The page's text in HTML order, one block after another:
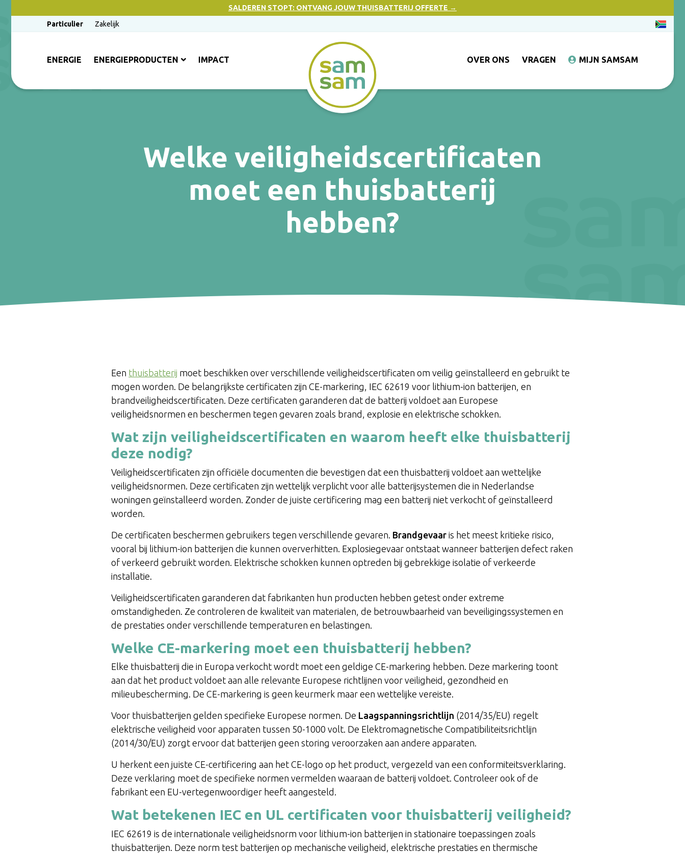
SALDEREN STOPT: ONTVANG JOUW THUISBATTERIJ OFFERTE →
Particulier
Zakelijk
ENERGIE ENERGIEPRODUCTEN IMPACT OVER ONS VRAGEN MIJN SAMSAM
Welke veiligheidscertificaten
moet een thuisbatterij
hebben?
Een thuisbatterij moet beschikken over verschillende veiligheidscertificaten om veilig geïnstalleerd en gebruikt te
mogen worden. De belangrijkste certificaten zijn CE-markering, IEC 62619 voor lithium-ion batterijen, en
brandveiligheidscertificaten. Deze certificaten garanderen dat de batterij voldoet aan Europese
veiligheidsnormen en beschermen tegen gevaren zoals brand, explosie en elektrische schokken.
Wat zijn veiligheidscertificaten en waarom heeft elke thuisbatterij
deze nodig?
Veiligheidscertificaten zijn officiële documenten die bevestigen dat een thuisbatterij voldoet aan wettelijke
veiligheidsnormen. Deze certificaten zijn wettelijk verplicht voor alle batterijsystemen die in Nederlandse
woningen geïnstalleerd worden. Zonder de juiste certificering mag een batterij niet verkocht of geïnstalleerd
worden.
De certificaten beschermen gebruikers tegen verschillende gevaren. Brandgevaar is het meest kritieke risico,
vooral bij lithium-ion batterijen die kunnen oververhitten. Explosiegevaar ontstaat wanneer batterijen defect raken
of verkeerd gebruikt worden. Elektrische schokken kunnen optreden bij gebrekkige isolatie of verkeerde
installatie.
Veiligheidscertificaten garanderen dat fabrikanten hun producten hebben getest onder extreme
omstandigheden. Ze controleren de kwaliteit van materialen, de betrouwbaarheid van beveiligingssystemen en
de prestaties onder verschillende temperaturen en belastingen.
Welke CE-markering moet een thuisbatterij hebben?
Elke thuisbatterij die in Europa verkocht wordt moet een geldige CE-markering hebben. Deze markering toont
aan dat het product voldoet aan alle relevante Europese richtlijnen voor veiligheid, gezondheid en
milieubescherming. De CE-markering is geen keurmerk maar een wettelijke vereiste.
Voor thuisbatterijen gelden specifieke Europese normen. De Laagspanningsrichtlijn (2014/35/EU) regelt
elektrische veiligheid voor apparaten tussen 50-1000 volt. De Elektromagnetische Compatibiliteitsrichtlijn
(2014/30/EU) zorgt ervoor dat batterijen geen storing veroorzaken aan andere apparaten.
U herkent een juiste CE-certificering aan het CE-logo op het product, vergezeld van een conformiteitsverklaring.
Deze verklaring moet de specifieke normen vermelden waaraan de batterij voldoet. Controleer ook of de
fabrikant een EU-vertegenwoordiger heeft aangesteld.
Wat betekenen IEC en UL certificaten voor thuisbatterij veiligheid?
IEC 62619 is de internationale veiligheidsnorm voor lithium-ion batterijen in stationaire toepassingen zoals
thuisbatterijen. Deze norm test batterijen op mechanische veiligheid, elektrische prestaties en thermische